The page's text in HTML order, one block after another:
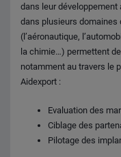
dans leur
dans plusieurs domaines
(l’aéronautique,
la chimie…) permettent
notamment au travers le
Aidexport :
Evaluation des
Ciblage des
Pilotage des